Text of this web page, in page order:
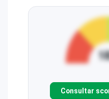
Consultar